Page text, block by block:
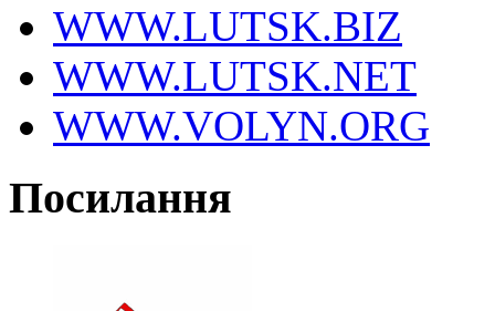
WWW.LUTSK.BIZ
WWW.LUTSK.NET
WWW.VOLYN.ORG
Посилання